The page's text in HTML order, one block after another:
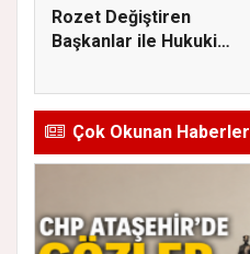
Rozet Değiştiren
Başkanlar ile Hukuki
Çok Okunan Haberler